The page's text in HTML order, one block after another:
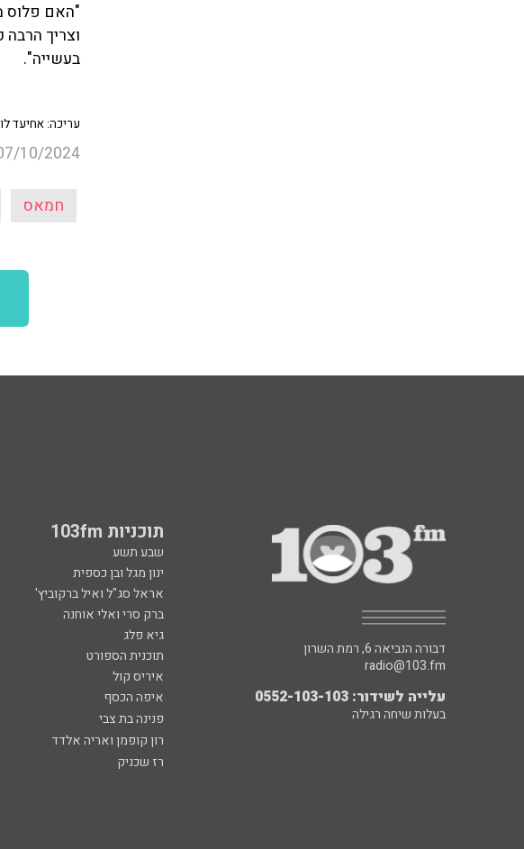
"האם פלוס
וצריך
בעשייה".
עריכה: אחיעד
10/2024
חמאס
תוכניות 103fm
שבע תשע
ינון מגל ובן כספית
אראל סג"ל ואיל ברקוביץ'
ברק סרי ואלי אוחנה
גיא פלג
תוכנית הספורט
איריס קול
איפה הכסף
פנינה בת צבי
רון קופמן ואריה אלדד
רז שכניק
דבורה הנביאה 6, רמת השרון
radio@103.fm
עלייה לשידור: 0552-103-103
בעלות שיחה רגילה